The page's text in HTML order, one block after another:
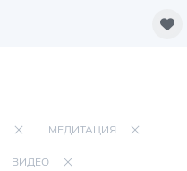
МЕДИТАЦИЯ
ВИДЕО